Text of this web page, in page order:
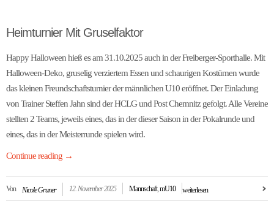
Heimturnier Mit Gruselfaktor
Happy Halloween hieß es am 31.10.2025 auch in der Freiberger-Sporthalle. Mit
Halloween-Deko, gruselig verziertem Essen und schaurigen Kostümen wurde
das kleinen Freundschaftsturnier der männlichen U10 eröffnet. Der Einladung
von Trainer Steffen Jahn sind der HCLG und Post Chemnitz gefolgt. Alle Vereine
stellten 2 Teams, jeweils eines, das in der dieser Saison in der Pokalrunde und
eines, das in der Meisterrunde spielen wird.
Continue reading →
Von Nicole Gruner 12. November 2025 Mannschaft,mU10 weiterlesen